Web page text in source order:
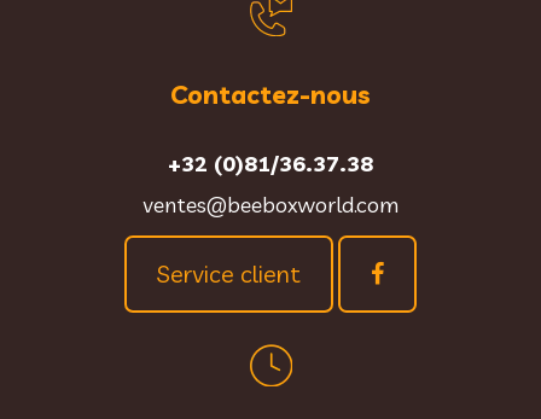
Contactez-nous
+32 (0)81/36.37.38
ventes@beeboxworld.com
Service client